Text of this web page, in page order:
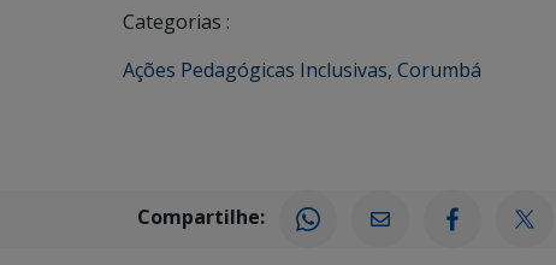
Categorias :
Ações Pedagógicas Inclusivas, Corumbá
Compartilhe: